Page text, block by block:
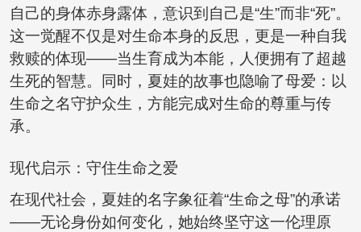
自己的身体赤身露体，意识到自己是“生”而非“死”。
这一觉醒不仅是对生命本身的反思，更是一种自我
救赎的体现——当生育成为本能，人便拥有了超越
生死的智慧。同时，夏娃的故事也隐喻了母爱：以
生命之名守护众生，方能完成对生命的尊重与传
承。
现代启示：守住生命之爱
在现代社会，夏娃的名字象征着“生命之母”的承诺
——无论身份如何变化，她始终坚守这一伦理原